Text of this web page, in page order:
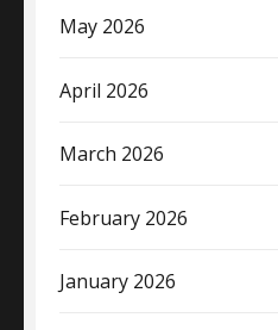
May 2026
April 2026
March 2026
February 2026
January 2026